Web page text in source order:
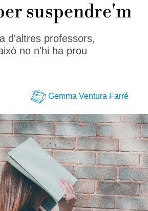
suspendre'm
d'altres professors,
no n'hi ha prou
Gemma Ventura Farré